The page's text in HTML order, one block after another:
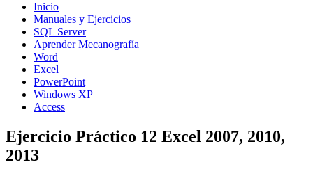
Inicio
Manuales y Ejercicios
SQL Server
Aprender Mecanografía
Word
Excel
PowerPoint
Windows XP
Access
Ejercicio Práctico 12 Excel 2007, 2010,
2013